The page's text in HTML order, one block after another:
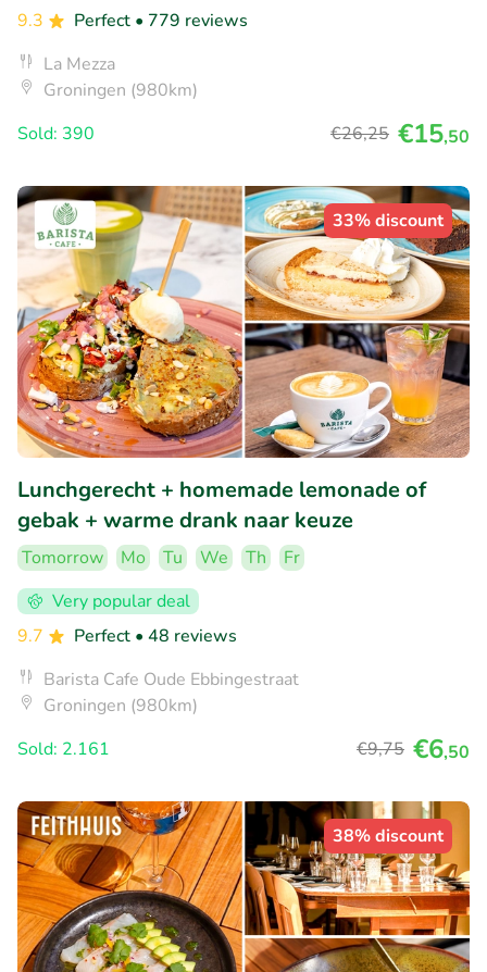
9.3
Perfect • 779 reviews
La Mezza
Groningen (980km)
Sold: 390
€26,25 €15,50
33% discount
Lunchgerecht + homemade lemonade of
gebak + warme drank naar keuze
Tomorrow Mo Tu We Th
Fr
Very popular deal
9.7
Perfect • 48 reviews
Barista Cafe Oude Ebbingestraat
Groningen (980km)
Sold: 2.161
€9,75 €6,50
38% discount